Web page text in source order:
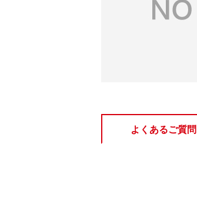
よくあるご質問